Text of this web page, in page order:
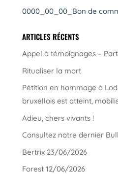
0000_00_00_Bon de
ARTICLES RÉCENTS
Appel à témoignages –
Ritualiser la mort
Pétition en hommage à
bruxellois est atteint,
Adieu, chers vivants !
Consultez notre dernier
Bertrix 23/06/2026
Forest 12/06/2026